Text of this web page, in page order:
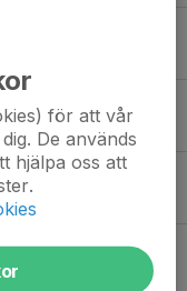
för att vår
De används
hjälpa oss att